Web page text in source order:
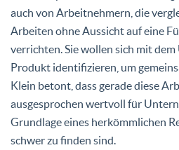
auch von Arbeitnehmern, die
Arbeiten ohne Aussicht auf eine
verrichten. Sie wollen sich mit
Produkt identifizieren, um
Klein betont, dass gerade diese
ausgesprochen wertvoll für
Grundlage eines herkömmlichen
schwer zu finden sind.